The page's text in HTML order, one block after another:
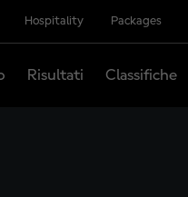
Hospitality Packages
Risultati Classifiche